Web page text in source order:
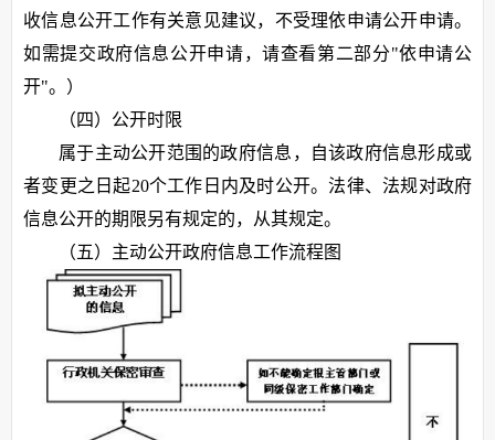
收信息公开工作有关意见建议，不受理依申请公开申请。
如需提交政府信息公开申请，请查看第二部分"依申请公
开"。）
（四）公开时限
属于主动公开范围的政府信息，自该政府信息形成或
者变更之日起20个工作日内及时公开。法律、法规对政府
信息公开的期限另有规定的，从其规定。
（五）主动公开政府信息工作流程图